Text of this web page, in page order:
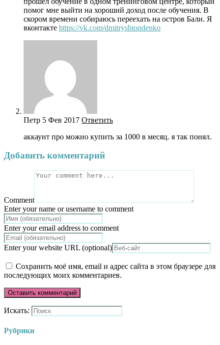
помог мне выйти на хороший доход после обучения. В
скором времени собираюсь переехать на остров Бали. Я
вконтакте https://vk.com/dmitryshtondenko
Петр 5 Фев 2017 Ответить
аккаунт про можно купить за 1000 в месяц. я так понял.
Добавить комментарий
Comment
Enter your name or username to comment
Enter your email address to comment
Enter your website URL (optional)
Сохранить моё имя, email и адрес сайта в этом браузере для
последующих моих комментариев.
Искать:
Рубрики